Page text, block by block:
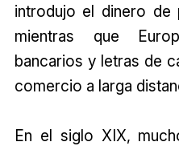
introdujo el dinero
mientras que
bancarios y letras de
comercio a larga
En el siglo XIX,